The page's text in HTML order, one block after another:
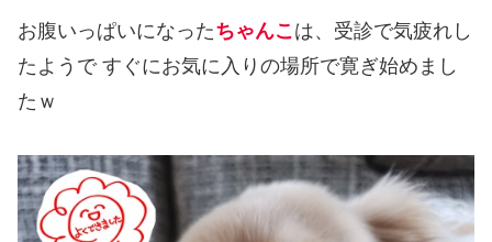
お腹いっぱいになったちゃんこは、受診で気疲れし
たようで すぐにお気に入りの場所で寛ぎ始めまし
たｗ